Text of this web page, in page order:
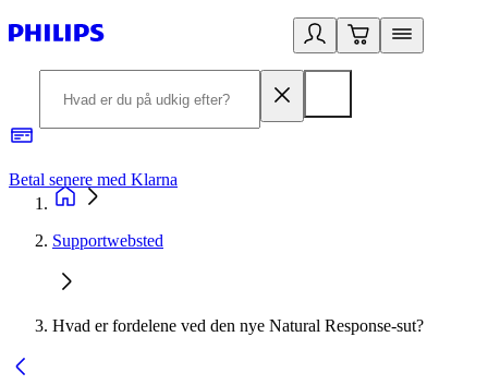
Betal senere med Klarna
Supportwebsted
Hvad er fordelene ved den nye Natural Response-sut?